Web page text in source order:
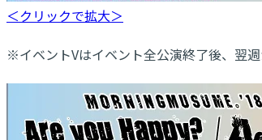
＜クリックで拡大＞
※イベントVはイベント全公演終了後、翌